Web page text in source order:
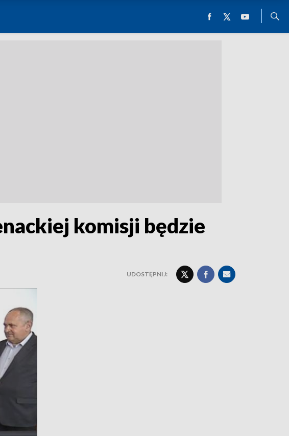
komisji będzie
UDOSTĘPNIJ: